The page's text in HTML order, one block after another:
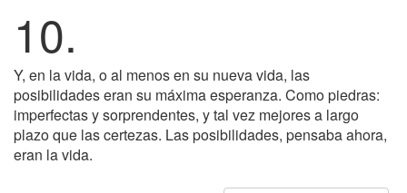
10.
Y, en la vida, o al menos en su nueva vida, las
posibilidades eran su máxima esperanza. Como piedras:
imperfectas y sorprendentes, y tal vez mejores a largo
plazo que las certezas. Las posibilidades, pensaba ahora,
eran la vida.